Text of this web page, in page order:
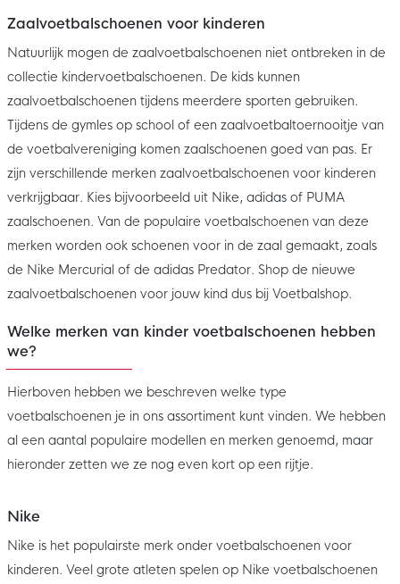
Zaalvoetbalschoenen voor kinderen
Natuurlijk mogen de zaalvoetbalschoenen niet ontbreken in de
collectie kindervoetbalschoenen. De kids kunnen
zaalvoetbalschoenen tijdens meerdere sporten gebruiken.
Tijdens de gymles op school of een zaalvoetbaltoernooitje van
de voetbalvereniging komen zaalschoenen goed van pas. Er
zijn verschillende merken zaalvoetbalschoenen voor kinderen
verkrijgbaar. Kies bijvoorbeeld uit Nike, adidas of PUMA
zaalschoenen. Van de populaire voetbalschoenen van deze
merken worden ook schoenen voor in de zaal gemaakt, zoals
de Nike Mercurial of de adidas Predator. Shop de nieuwe
zaalvoetbalschoenen voor jouw kind dus bij Voetbalshop.
Welke merken van kinder voetbalschoenen hebben
we?
Hierboven hebben we beschreven welke type
voetbalschoenen je in ons assortiment kunt vinden. We hebben
al een aantal populaire modellen en merken genoemd, maar
hieronder zetten we ze nog even kort op een rijtje.
Nike
Nike is het populairste merk onder voetbalschoenen voor
kinderen. Veel grote atleten spelen op Nike voetbalschoenen